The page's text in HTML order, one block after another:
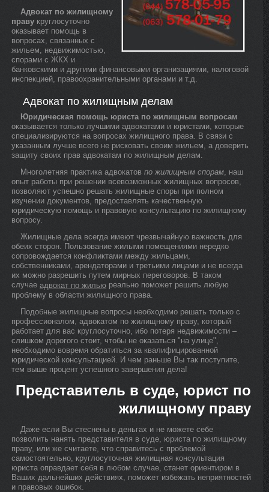
Адвокат по жилищному
праву круглосуточно
оказывает помощь в
вопросах, связанных с
жильем, недвижимостью,
спорами с ЖКХ и
банковскими и другими финансовыми организациями, налоговой
инспекцией, правоохранительными органами и т.д.
Адвокат по жилищным делам
Юридическая помощь юриста по жилищным вопросам
оказывается только лучшими адвокатами и юристами, которые
специализируются на вопросах жилищного права. В связи с
указанным лучше всего не рисковать своим жильем, а доверить
защиту своих прав адвокатам по жилищным делам.
Многолетняя практика адвокатов по жилищным спорам, наш
опыт работы при решении всевозможных жилищных вопросов,
позволяют успешно решать жилищные споры при полном
изучении документов, предоставлять качественную
юридическую помощь и правовую консультацию по жилищному
вопросу.
Жилищные дела всегда имеют чрезвычайную важность для
обеих сторон. Пользование жилыми помещениями нередко
сопровождается конфликтами между жильцами,
собственниками, арендаторами и третьими лицами и не всегда
их можно разрешить путем мирных переговоров. В таком
случае адвокат по жилью реально поможет решить любую
проблему в области жилищного права.
Подобные жилищные вопросы необходимо решать только с
профессионалом, адвокатом по жилищному праву, который
работает для вас круглосуточно, ибо потеря недвижимости –
слишком дорогого стоит, чтобы не оказаться "на улице",
необходимо вовремя обратиться за квалифицированной
юридической консультацией. И чем раньше Вы так поступите,
тем выше процент успешного завершения дела!
Представитель в суде, юрист по
жилищному праву
Даже если Вы стеснены в деньгах и не можете себе
позволить нанять представителя в суде, юриста по жилищному
праву, или же считаете, что справитесь с проблемой
самостоятельно, круглосуточная жилищная консультация
юриста оправдает себя в любом случае, станет ориентиром в
Ваших дальнейших действиях, поможет избежать неприятностей
и правовых ошибок.